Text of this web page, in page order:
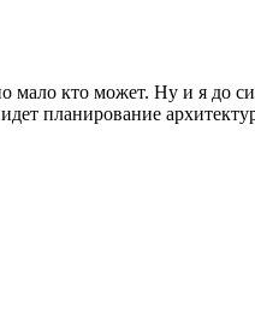
мало кто может. Ну и я до
планирование